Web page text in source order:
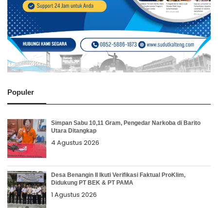
Populer
Simpan Sabu 10,11 Gram, Pengedar Narkoba di Barito
Utara Ditangkap
4 Agustus 2026
Desa Benangin II Ikuti Verifikasi Faktual ProKlim,
Didukung PT BEK & PT PAMA
1 Agustus 2026